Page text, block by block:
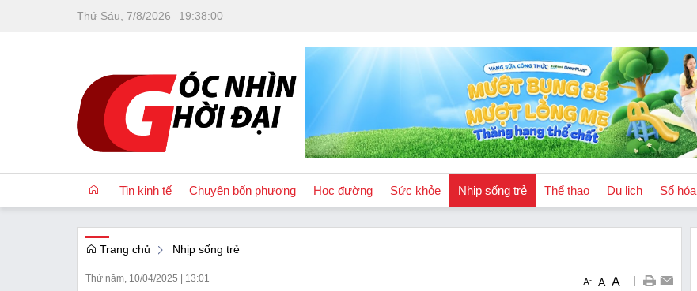
Thứ Sáu, 7/8/2026 19:38:01
Tin kinh tế Chuyện bốn phương Học đường Sức khỏe Nhịp sống trẻ Thể thao Du lịch Số hóa
Trang chủ Nhịp sống trẻ
Thứ năm, 10/04/2025 13:01 A- A A+ |